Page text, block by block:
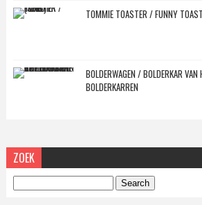
TOMMIE TOASTER / FUNNY
BOLDERWAGEN / BOLDERKAR
BOLDERKARREN
ZOEK